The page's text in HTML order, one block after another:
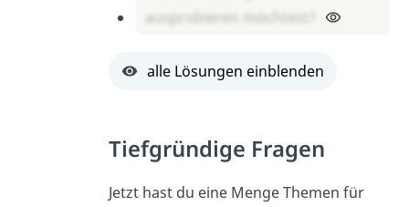
ausprobieren möchtest?
alle Lösungen einblenden
Tiefgründige Fragen
Jetzt hast du eine Menge Themen für